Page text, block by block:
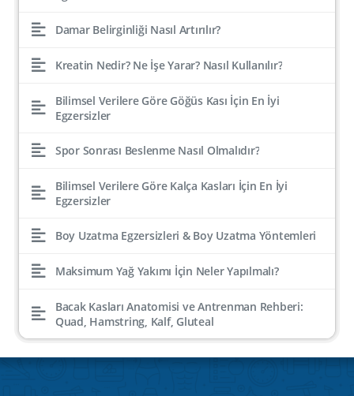
Damar Belirginliği Nasıl Artırılır?
Kreatin Nedir? Ne İşe Yarar? Nasıl Kullanılır?
Bilimsel Verilere Göre Göğüs Kası İçin En İyi
Egzersizler
Spor Sonrası Beslenme Nasıl Olmalıdır?
Bilimsel Verilere Göre Kalça Kasları İçin En İyi
Egzersizler
Boy Uzatma Egzersizleri & Boy Uzatma Yöntemleri
Maksimum Yağ Yakımı İçin Neler Yapılmalı?
Bacak Kasları Anatomisi ve Antrenman Rehberi:
Quad, Hamstring, Kalf, Gluteal